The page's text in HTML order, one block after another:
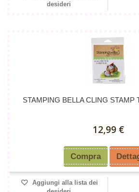
desideri
STAMPING BELLA CLING STAMP
12,99 €
Compra
Aggiungi alla lista dei